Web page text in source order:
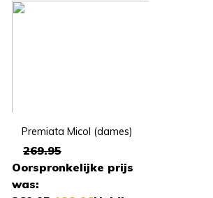
Premiata Micol (dames)
269.95
Oorspronkelijke prijs
was: